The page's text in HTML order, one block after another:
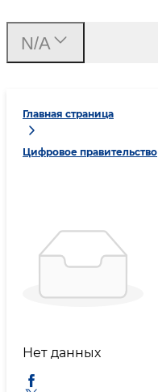
Главная страница
Цифровое правительство
Нет данных
N/A